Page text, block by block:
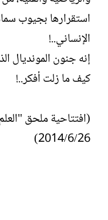
استقرارها بجيوب
الإنساني..!
إنه جنون المونديال
كيف ما زلت أفكر..!
(افتتاحية ملحق
2014/6/26)